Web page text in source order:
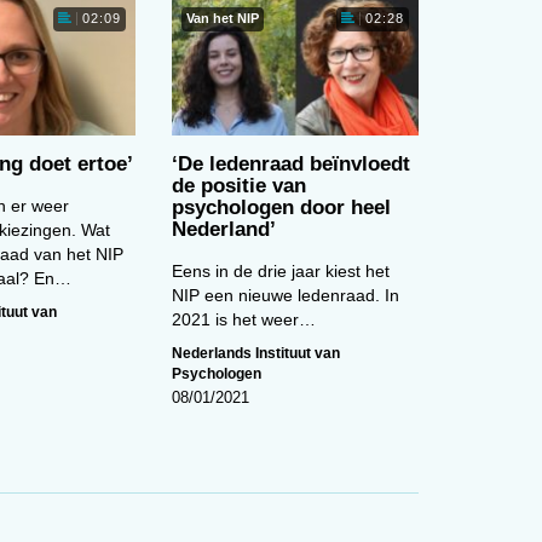
02:09
doet ertoe’
er weer
Wat
van het NIP
En…
van
Van het NIP 02:28
‘De ledenraad beïnvloedt
de positie van
psychologen door heel
Nederland’
Eens in de drie jaar kiest het
NIP een nieuwe ledenraad. In
2021 is het weer…
Nederlands Instituut van
Psychologen
08/01/2021